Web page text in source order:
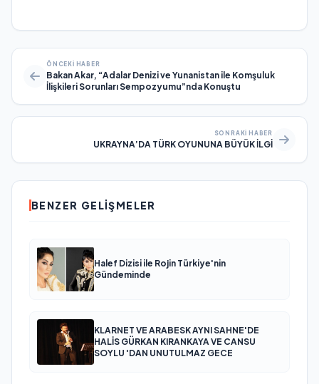
ÖNCEKI HABER
Bakan Akar, “Adalar Denizi ve Yunanistan ile Komşuluk
İlişkileri Sorunları Sempozyumu”nda Konuştu
SONRAKI HABER
UKRAYNA’DA TÜRK OYUNUNA BÜYÜK İLGİ
BENZER GELIŞMELER
Halef Dizisi ile Rojin Türkiye'nin
Gündeminde
KLARNET VE ARABESK AYNI SAHNE'DE
HALİS GÜRKAN KIRANKAYA VE CANSU
SOYLU 'DAN UNUTULMAZ GECE